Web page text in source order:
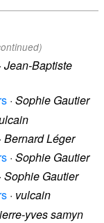
· Jean-Baptiste
· Sophie Gautier
· Bernard Léger
· Sophie Gautier
· Sophie Gautier
· vulcain
yves samyn